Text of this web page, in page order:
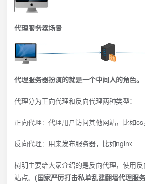
代理服务器场景
代理服务器扮演的就是一个中间人的角色。
代理分为正向代理和反向代理两种类型：
正向代理：代理用户访问其他网站，比如ss
反向代理：用来发布服务器，比如nginx
树明主要给大家介绍的是反向代理，使用
站点。 (国家严厉打击私单乱建翻墙代理服